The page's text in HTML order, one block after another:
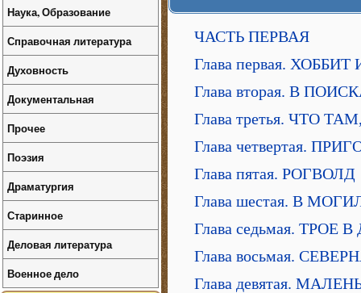
ЧАСТЬ ПЕРВАЯ
Глава первая.
Глава вторая. В
Глава третья. ЧТО
Глава четвертая.
Глава пятая. РОГВОЛД
Глава шестая. В
Глава седьмая. ТРОЕ
Глава восьмая.
Глава девятая.
Наука, Образование
Справочная литература
Духовность
Документальная
Прочее
Поэзия
Драматургия
Старинное
Деловая литература
Военное дело